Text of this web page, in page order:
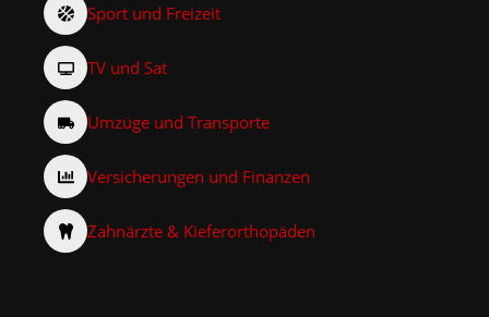
Sport und Freizeit
TV und Sat
Umzüge und Transporte
Versicherungen und Finanzen
Zahnärzte & Kieferorthopäden